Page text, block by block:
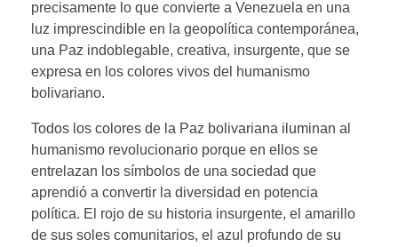
precisamente lo que convierte a Venezuela en una
luz imprescindible en la geopolítica contemporánea,
una Paz indoblegable, creativa, insurgente, que se
expresa en los colores vivos del humanismo
bolivariano.
Todos los colores de la Paz bolivariana iluminan al
humanismo revolucionario porque en ellos se
entrelazan los símbolos de una sociedad que
aprendió a convertir la diversidad en potencia
política. El rojo de su historia insurgente, el amarillo
de sus soles comunitarios, el azul profundo de su